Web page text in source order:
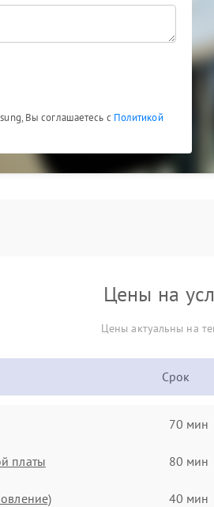
Вы соглашаетесь с Политикой
Цены на
Цены актуальны на
Срок
70 мин
платы 80 мин
40 мин